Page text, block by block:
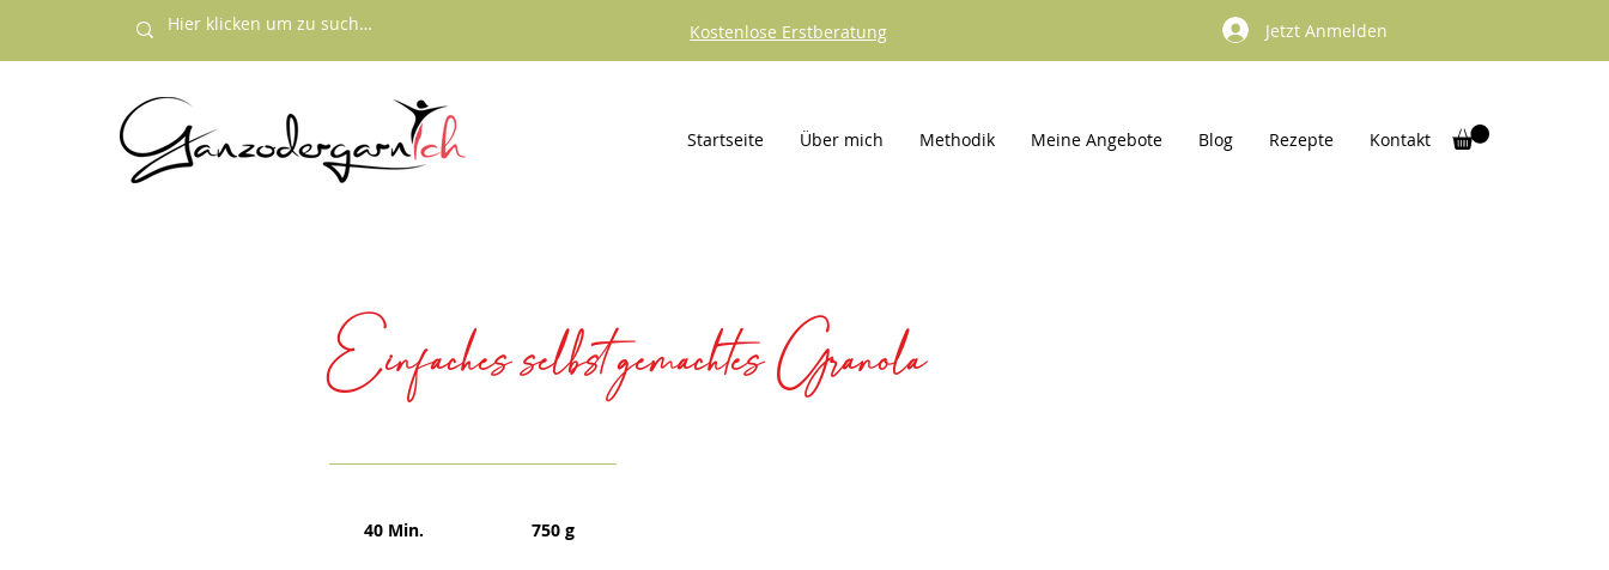
Kostenlose Erstberatung Jetzt Anmelden
Startseite Über mich Methodik Meine Angebote Blog Rezepte Kontakt
Einfaches selbst gemachtes Granola
40 Min. 750 g